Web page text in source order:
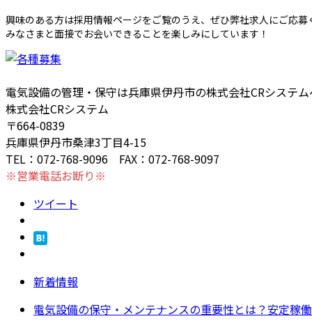
興味のある方は採用情報ページをご覧のうえ、ぜひ弊社求人にご応募
みなさまと面接でお会いできることを楽しみにしています！
電気設備の管理・保守は兵庫県伊丹市の株式会社CRシステム
株式会社CRシステム
〒664-0839
兵庫県伊丹市桑津3丁目4-15
TEL：072-768-9096 FAX：072-768-9097
※営業電話お断り※
ツイート
新着情報
電気設備の保守・メンテナンスの重要性とは？安定稼